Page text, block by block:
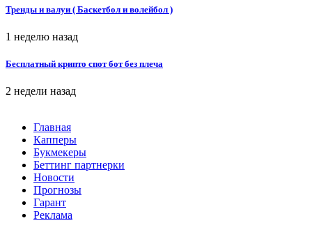
Тренды и валуи ( Баскетбол и волейбол )
1 неделю назад
Бесплатный крипто спот бот без плеча
2 недели назад
Главная
Капперы
Букмекеры
Беттинг партнерки
Новости
Прогнозы
Гарант
Реклама